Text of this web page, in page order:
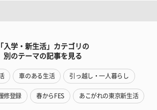
「入学・新生活」カテゴリの
別のテーマの記事を見る
車のある生活 引っ越し・一人暮らし
修登録 春からFES あこがれの東京新生活